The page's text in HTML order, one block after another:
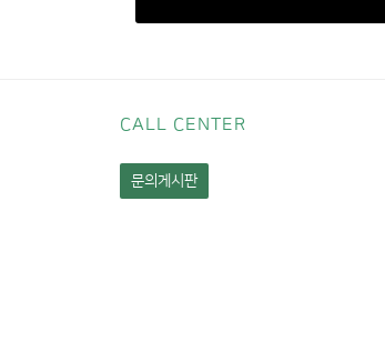
CALL CENTER
문의게시판